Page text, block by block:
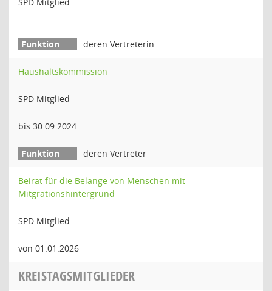
deren Vertreterin
Haushaltskommission
SPD Mitglied
bis 30.09.2024
deren Vertreter
Beirat für die Belange von Menschen mit
Mitgrationshintergrund
SPD Mitglied
von 01.01.2026
KREISTAGSMITGLIEDER